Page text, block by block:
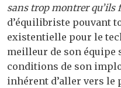
sans trop montrer qu’ils
d’équilibriste pouvant
existentielle pour le
meilleur de son équipe
conditions de son
inhérent d’aller vers